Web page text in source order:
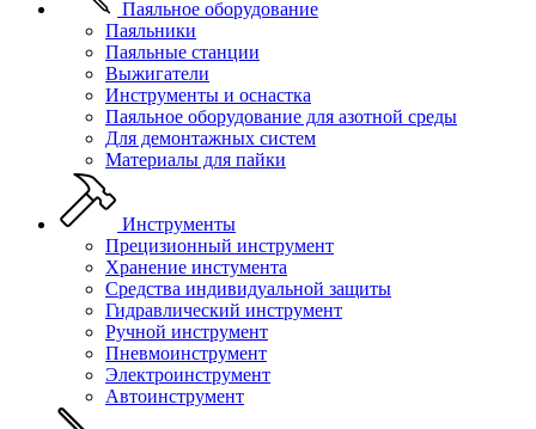
Паяльное оборудование
Паяльники
Паяльные станции
Выжигатели
Инструменты и оснастка
Паяльное оборудование для азотной среды
Для демонтажных систем
Материалы для пайки
Инструменты
Прецизионный инструмент
Хранение инстумента
Средства индивидуальной защиты
Гидравлический инструмент
Ручной инструмент
Пневмоинструмент
Электроинструмент
Автоинструмент